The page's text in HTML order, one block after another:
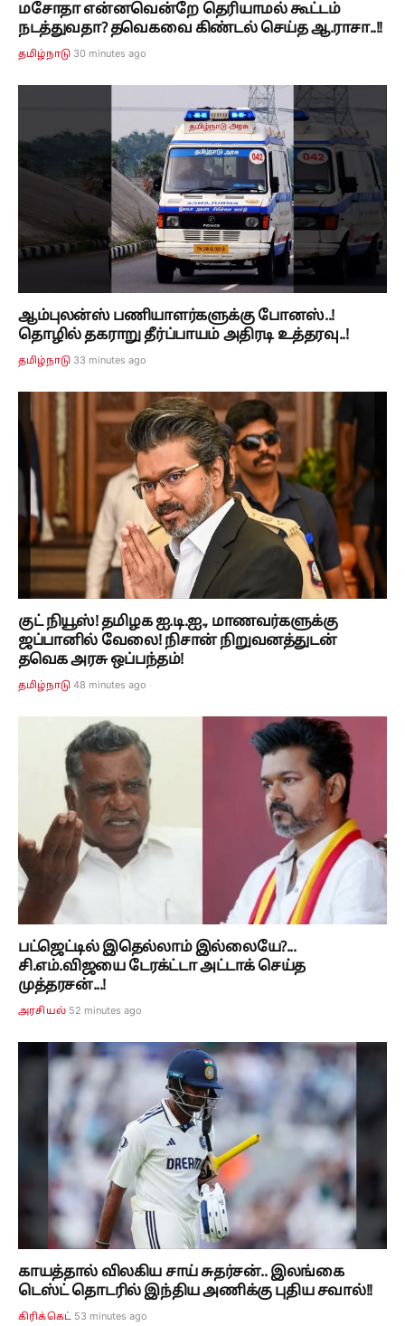
மசோதா என்னவென்றே தெரியாமல் கூட்டம்
நடத்துவதா? தவெகவை கிண்டல் செய்த ஆ.ராசா..!!
தமிழ்நாடு 30 minutes ago
ஆம்புலன்ஸ் பணியாளர்களுக்கு போனஸ்..!
தொழில் தகராறு தீர்ப்பாயம் அதிரடி உத்தரவு..!
தமிழ்நாடு 33 minutes ago
குட் நியூஸ்! தமிழக ஐ.டி.ஐ., மாணவர்களுக்கு
ஜப்பானில் வேலை! நிசான் நிறுவனத்துடன்
தவெக அரசு ஒப்பந்தம்!
தமிழ்நாடு 48 minutes ago
பட்ஜெட்டில் இதெல்லாம் இல்லையே?...
சி.எம்.விஜயை டேரக்ட்டா அட்டாக் செய்த
முத்தரசன்...!
அரசியல் 52 minutes ago
காயத்தால் விலகிய சாய் சுதர்சன்.. இலங்கை
டெஸ்ட் தொடரில் இந்திய அணிக்கு புதிய சவால்!!
கிரிக்கெட் 53 minutes ago